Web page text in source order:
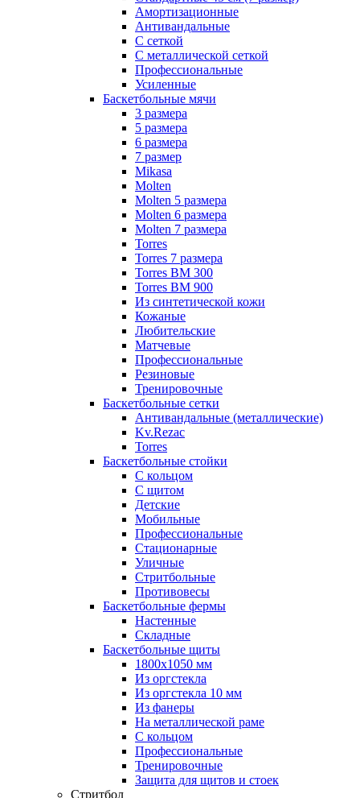
Амортизационные
Антивандальные
С сеткой
С металлической сеткой
Профессиональные
Усиленные
Баскетбольные мячи
3 размера
5 размера
6 размера
7 размер
Mikasa
Molten
Molten 5 размера
Molten 6 размера
Molten 7 размера
Torres
Torres 7 размера
Torres BM 300
Torres BM 900
Из синтетической кожи
Кожаные
Любительские
Матчевые
Профессиональные
Резиновые
Тренировочные
Баскетбольные сетки
Антивандальные (металлические)
Kv.Rezac
Torres
Баскетбольные стойки
С кольцом
С щитом
Детские
Мобильные
Профессиональные
Стационарные
Уличные
Стритбольные
Противовесы
Баскетбольные фермы
Настенные
Складные
Баскетбольные щиты
1800х1050 мм
Из оргстекла
Из оргстекла 10 мм
Из фанеры
На металлической раме
С кольцом
Профессиональные
Тренировочные
Защита для щитов и стоек
Стритбол